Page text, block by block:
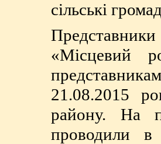
сільські
«Місцевий
21.08.2015
району. На
проводили в